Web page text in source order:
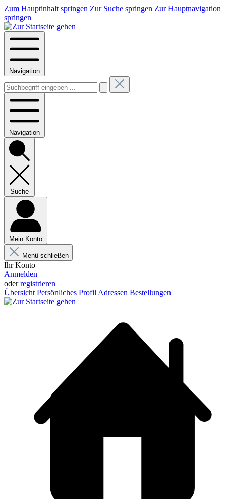
Zum Hauptinhalt springen Zur Suche springen Zur Hauptnavigation
springen
Navigation
Navigation
Suche
Mein Konto
Menü schließen
Ihr Konto
Anmelden
oderregistrieren
Übersicht Persönliches Profil Adressen Bestellungen